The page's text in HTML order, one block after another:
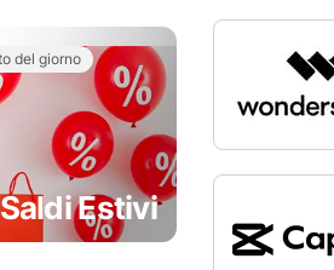
del giorno
Saldi Estivi